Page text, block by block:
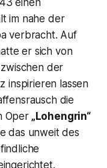
einen
im nahe der
verbracht. Auf
er sich von
der
inspirieren lassen
die
Oper„Lohengrin“
das unweit des